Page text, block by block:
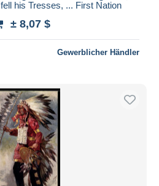
his Tresses, ... First Nation
± 8,07 $
Gewerblicher Händler